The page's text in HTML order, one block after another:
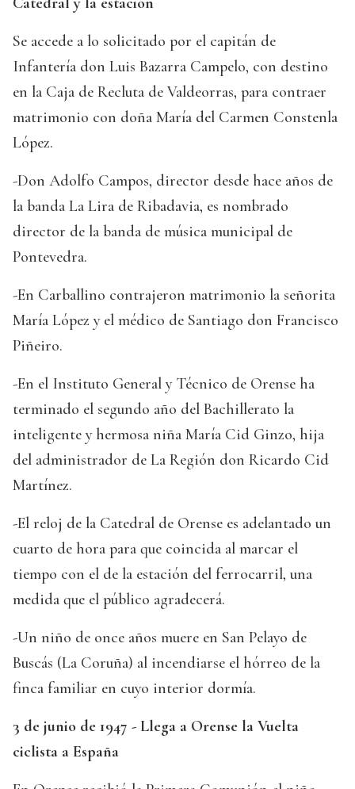
Se accede a lo solicitado por el capitán de
Infantería don Luis Bazarra Campelo, con destino
en la Caja de Recluta de Valdeorras, para contraer
matrimonio con doña María del Carmen Constenla
López.
-Don Adolfo Campos, director desde hace años de
la banda La Lira de Ribadavia, es nombrado
director de la banda de música municipal de
Pontevedra.
-En Carballino contrajeron matrimonio la señorita
María López y el médico de Santiago don Francisco
Piñeiro.
-En el Instituto General y Técnico de Orense ha
terminado el segundo año del Bachillerato la
inteligente y hermosa niña María Cid Ginzo, hija
del administrador de La Región don Ricardo Cid
Martínez.
-El reloj de la Catedral de Orense es adelantado un
cuarto de hora para que coincida al marcar el
tiempo con el de la estación del ferrocarril, una
medida que el público agradecerá.
-Un niño de once años muere en San Pelayo de
Buscás (La Coruña) al incendiarse el hórreo de la
finca familiar en cuyo interior dormía.
3 de junio de 1947 - Llega a Orense la Vuelta
ciclista a España